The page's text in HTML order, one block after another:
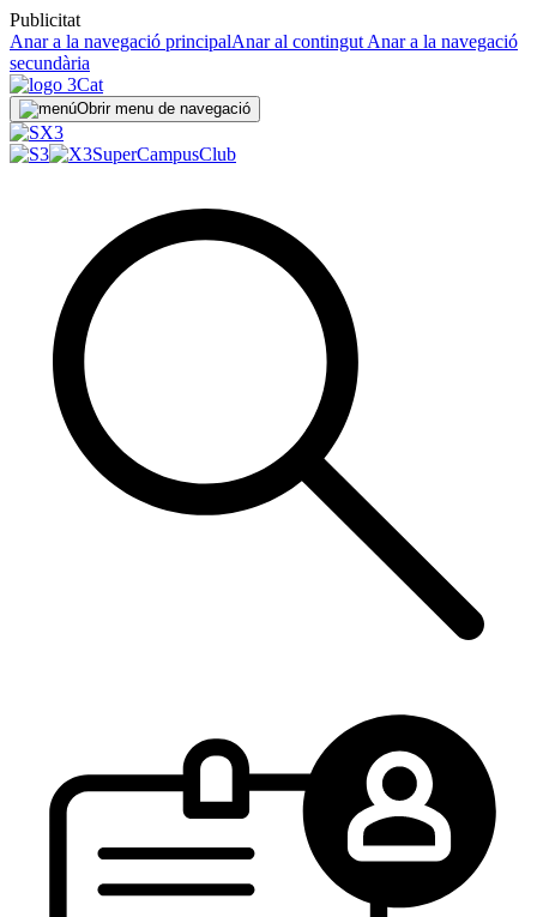
Publicitat
Anar a la navegació principalAnar al contingut Anar a la navegació
secundària
Obrir menu de navegació
SuperCampusClub